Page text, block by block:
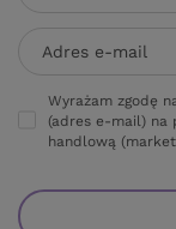
Adres e-mail
Wyrażam zgodę
(adres e-mail) na
handlową